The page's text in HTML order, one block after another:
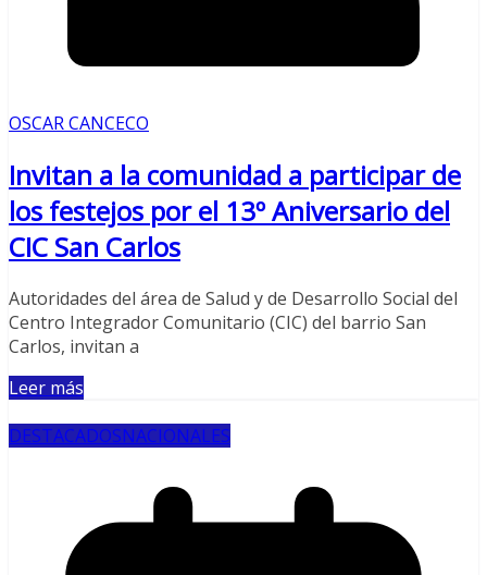
OSCAR CANCECO
Invitan a la comunidad a participar de
los festejos por el 13º Aniversario del
CIC San Carlos
Autoridades del área de Salud y de Desarrollo Social del
Centro Integrador Comunitario (CIC) del barrio San
Carlos, invitan a
Leer más
DESTACADOSNACIONALES